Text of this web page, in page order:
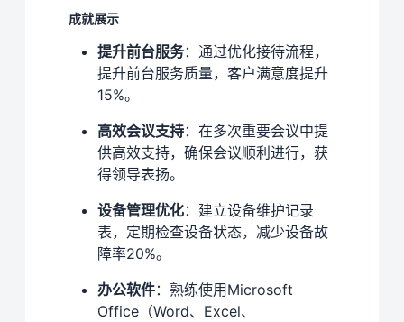
成就展示
提升前台服务：通过优化接待流程，
提升前台服务质量，客户满意度提升
15%。
高效会议支持：在多次重要会议中提
供高效支持，确保会议顺利进行，获
得领导表扬。
设备管理优化：建立设备维护记录
表，定期检查设备状态，减少设备故
障率20%。
办公软件：熟练使用Microsoft
Office（Word、Excel、